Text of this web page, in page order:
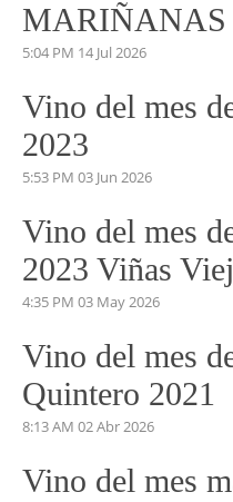
MARIÑANAS
5:04 PM 14 Jul 2026
Vino del mes
2023
5:53 PM 03 Jun 2026
Vino del mes
2023 Viñas
4:35 PM 03 May 2026
Vino del mes
Quintero 2021
8:13 AM 02 Abr 2026
Vino del mes